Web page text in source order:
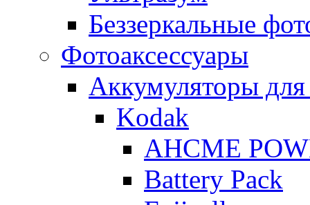
Беззеркальные
Фотоаксессуары
Аккумуляторы для
Kodak
AHCME
Battery Pack